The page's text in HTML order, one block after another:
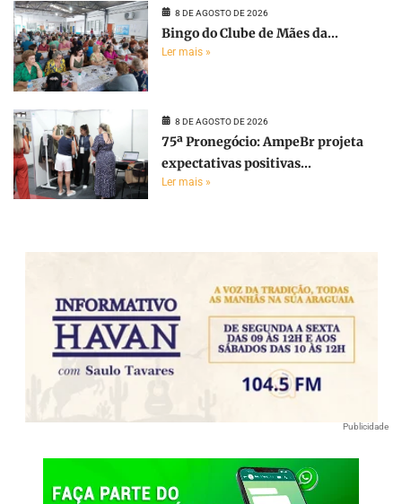
8 DE AGOSTO DE 2026
Bingo do Clube de Mães da...
Ler mais »
8 DE AGOSTO DE 2026
75ª Pronegócio: AmpeBr projeta
expectativas positivas...
Ler mais »
Publicidade